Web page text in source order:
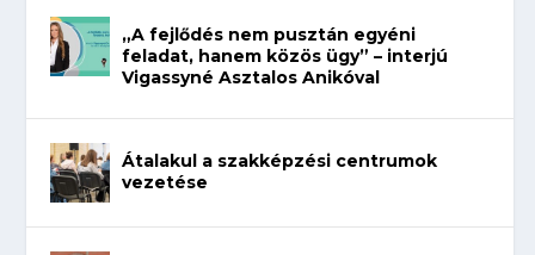
„A fejlődés nem pusztán egyéni
feladat, hanem közös ügy” – interjú
Vigassyné Asztalos Anikóval
Átalakul a szakképzési centrumok
vezetése